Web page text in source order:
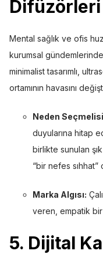
Difüzörleri
Mental sağlık ve ofis
kurumsal
minimalist tasarımlı,
ortamının havasını
Neden
duyularına hitap
birlikte sunulan
“bir nefes sıhhat”
Marka Algısı:
veren, empatik bir
5. Dijital